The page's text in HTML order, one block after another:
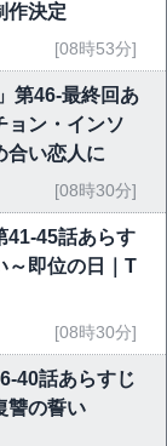
作決定
[08時53分]
第46-最終回あ
ョン・インソ
合い恋人に
[08時30分]
41-45話あらす
～即位の日｜T
[08時30分]
40話あらすじ
讐の誓い